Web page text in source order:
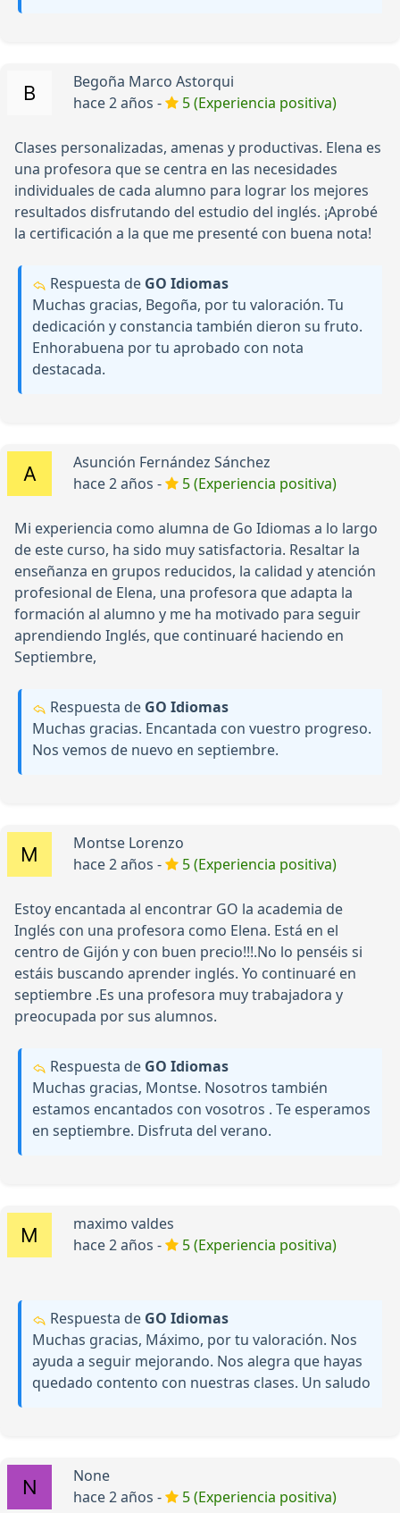
Begoña Marco Astorqui
hace 2 años -
5 (Experiencia positiva)
Clases personalizadas, amenas y productivas. Elena es
una profesora que se centra en las necesidades
individuales de cada alumno para lograr los mejores
resultados disfrutando del estudio del inglés. ¡Aprobé
la certificación a la que me presenté con buena nota!
Respuesta de GO Idiomas
Muchas gracias, Begoña, por tu valoración. Tu
dedicación y constancia también dieron su fruto.
Enhorabuena por tu aprobado con nota
destacada.
Asunción Fernández Sánchez
hace 2 años -
5 (Experiencia positiva)
Mi experiencia como alumna de Go Idiomas a lo largo
de este curso, ha sido muy satisfactoria. Resaltar la
enseñanza en grupos reducidos, la calidad y atención
profesional de Elena, una profesora que adapta la
formación al alumno y me ha motivado para seguir
aprendiendo Inglés, que continuaré haciendo en
Septiembre,
Respuesta de GO Idiomas
Muchas gracias. Encantada con vuestro progreso.
Nos vemos de nuevo en septiembre.
Montse Lorenzo
hace 2 años -
5 (Experiencia positiva)
Estoy encantada al encontrar GO la academia de
Inglés con una profesora como Elena. Está en el
centro de Gijón y con buen precio!!!.No lo penséis si
estáis buscando aprender inglés. Yo continuaré en
septiembre .Es una profesora muy trabajadora y
preocupada por sus alumnos.
Respuesta de GO Idiomas
Muchas gracias, Montse. Nosotros también
estamos encantados con vosotros . Te esperamos
en septiembre. Disfruta del verano.
maximo valdes
hace 2 años -
5 (Experiencia positiva)
Respuesta de GO Idiomas
Muchas gracias, Máximo, por tu valoración. Nos
ayuda a seguir mejorando. Nos alegra que hayas
quedado contento con nuestras clases. Un saludo
None
hace 2 años -
5 (Experiencia positiva)